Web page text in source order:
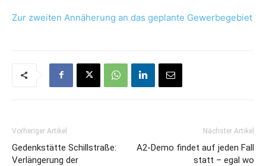
Zur zweiten Annäherung an das geplante Gewerbegebiet
Vorheriger Artikel
Gedenkstätte Schillstraße:
Verlängerung der
Nächster Artikel
A2-Demo findet auf jeden Fall
statt – egal wo